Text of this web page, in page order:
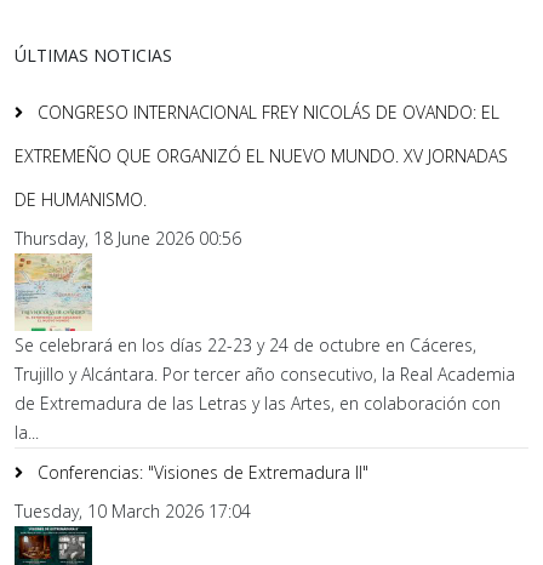
ÚLTIMAS NOTICIAS
CONGRESO INTERNACIONAL FREY NICOLÁS DE OVANDO: EL
EXTREMEÑO QUE ORGANIZÓ EL NUEVO MUNDO. XV JORNADAS
DE HUMANISMO.
Thursday, 18 June 2026 00:56
Se celebrará en los días 22-23 y 24 de octubre en Cáceres,
Trujillo y Alcántara. Por tercer año consecutivo, la Real Academia
de Extremadura de las Letras y las Artes, en colaboración con
la...
Conferencias: "Visiones de Extremadura II"
Tuesday, 10 March 2026 17:04